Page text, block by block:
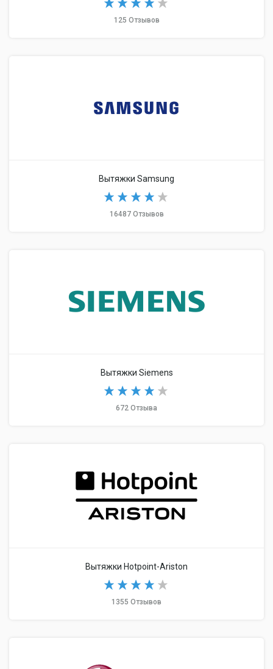
125 Отзывов
Вытяжки Samsung
16487 Отзывов
Вытяжки Siemens
672 Отзыва
Вытяжки Hotpoint-Ariston
1355 Отзывов